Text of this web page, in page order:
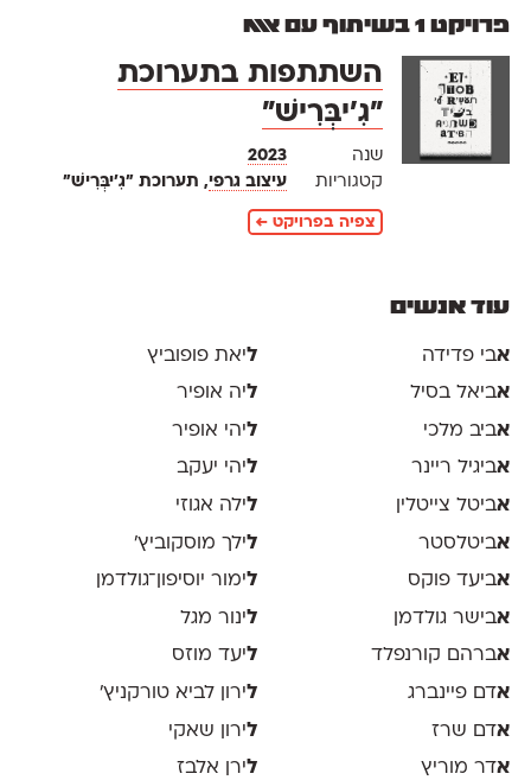
פרויקט 1 בשיתוף עם אאא
השתתפות בתערוכת
״גִ׳יבְּרִישׁ״
שנה
2023
קטגוריות
עיצוב גרפי, תערוכת ״גִ׳יבְּרִישׁ״
צפיה בפרויקט ←
עוד אנשים
אבי פדידה
אביאל בסיל
אביב מלכי
אביגיל ריינר
אביטל צייטלין
אביטלסטר
אביעד פוקס
אבישר גולדמן
אברהם קורנפלד
אדם פיינברג
אדם שרז
אדר מוריץ
ליאת פופוביץ
ליה אופיר
ליהי אופיר
ליהי יעקב
לילה אגוזי
לילך מוסקוביץ'
לימור יוסיפון־גולדמן
לינור מגל
ליעד מוזס
לירון לביא טורקניץ׳
לירון שאקי
לירן אלבז